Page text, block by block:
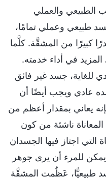
الطبيعي والعملي
طبيعي وعملي تمامًا،
كبيرًا من المشقَّة. كلَّما
في أداء خدمته.
للغاية، جسد غير فائق
عادي ويجب أيضًا أن
يعاني بمقدار أعظم من
ناشئة من كون
التي اجتاز فيها الجسدان
يمكن للمرء أن يرى جوهر
طبيعيًّا، عَظُمت المشقَّة